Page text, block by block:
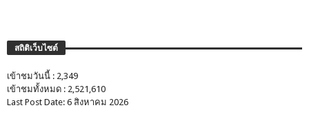
สถิติเว็บไซต์
เข้าชมวันนี้ : 2,349
เข้าชมทั้งหมด : 2,521,610
Last Post Date: 6 สิงหาคม 2026